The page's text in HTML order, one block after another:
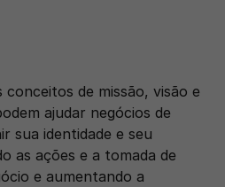
de missão, visão e
ajudar negócios de
sua identidade e seu
as ações e a tomada de
e aumentando a